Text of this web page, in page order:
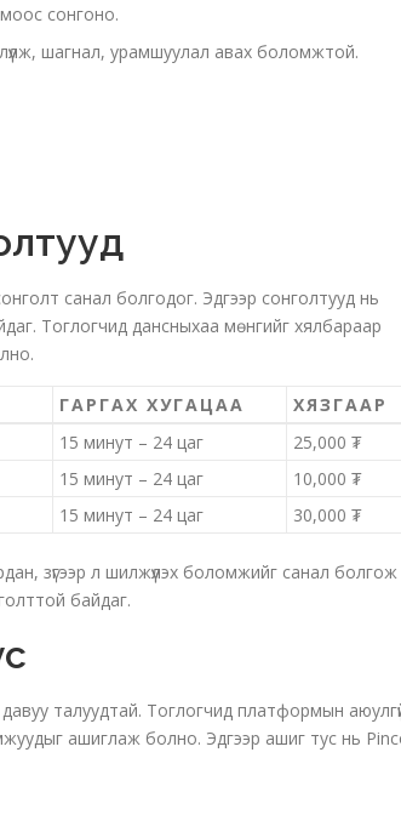
сонгоно.
шагнал, урамшуулал авах боломжтой.
санал болгодог. Эдгээр сонголтууд нь
Тоглогчид дансныхаа мөнгийг хялбараар
ГАРГАХ ХУГАЦАА
ХЯЗГААР
15 минут – 24 цаг
25,000 ₮
15 минут – 24 цаг
10,000 ₮
15 минут – 24 цаг 30,000 ₮
зүгээр л шилжүүлэх боломжийг санал болгож
байдаг.
талуудтай. Тоглогчид платформын
ашиглаж болно. Эдгээр ашиг тус нь